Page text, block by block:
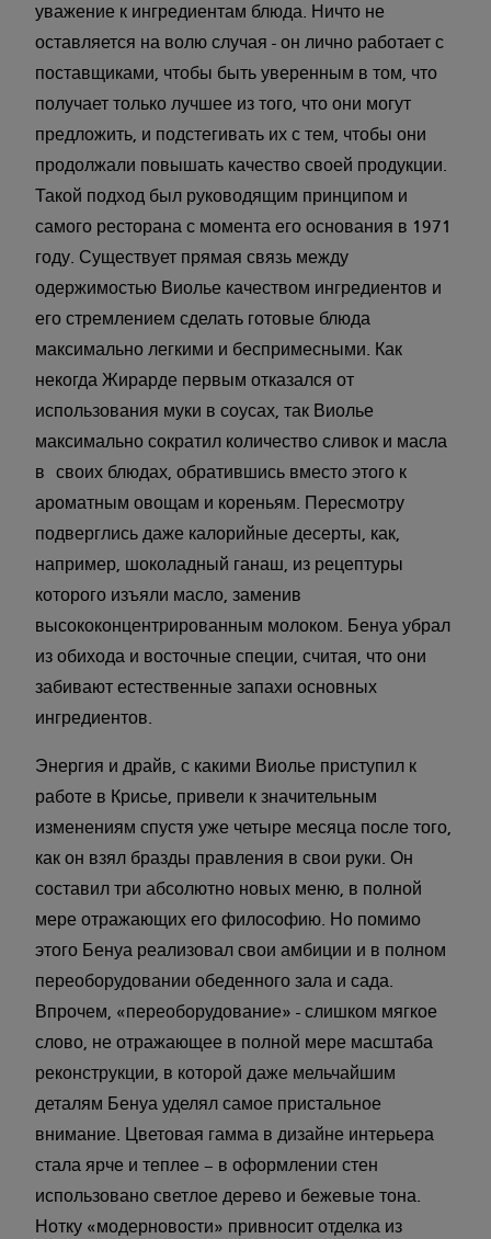
уважение к ингредиентам блюда. Ничто не
оставляется на волю случая - он лично работает с
поставщиками, чтобы быть уверенным в том, что
получает только лучшее из того, что они могут
предложить, и подстегивать их с тем, чтобы они
продолжали повышать качество своей продукции.
Такой подход был руководящим принципом и
самого ресторана с момента его основания в 1971
году. Существует прямая связь между
одержимостью Виолье качеством ингредиентов и
его стремлением сделать готовые блюда
максимально легкими и беспримесными. Как
некогда Жирарде первым отказался от
использования муки в соусах, так Виолье
максимально сократил количество сливок и масла
в своих блюдах, обратившись вместо этого к
ароматным овощам и кореньям. Пересмотру
подверглись даже калорийные десерты, как,
например, шоколадный ганаш, из рецептуры
которого изъяли масло, заменив
высококонцентрированным молоком. Бенуа убрал
из обихода и восточные специи, считая, что они
забивают естественные запахи основных
ингредиентов.
Энергия и драйв, с какими Виолье приступил к
работе в Крисье, привели к значительным
изменениям спустя уже четыре месяца после того,
как он взял бразды правления в свои руки. Он
составил три абсолютно новых меню, в полной
мере отражающих его философию. Но помимо
этого Бенуа реализовал свои амбиции и в полном
переоборудовании обеденного зала и сада.
Впрочем, «переоборудование» - слишком мягкое
слово, не отражающее в полной мере масштаба
реконструкции, в которой даже мельчайшим
деталям Бенуа уделял самое пристальное
внимание. Цветовая гамма в дизайне интерьера
стала ярче и теплее – в оформлении стен
использовано светлое дерево и бежевые тона.
Нотку «модерновости» привносит отделка из